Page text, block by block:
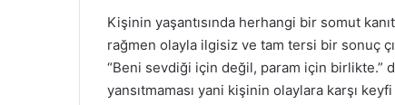
Kişinin yaşantısında herhangi bir somut
rağmen olayla ilgisiz ve tam tersi bir sonuç
“Beni sevdiği için değil, param için birlikte.”
yansıtmaması yani kişinin olaylara karşı keyfi